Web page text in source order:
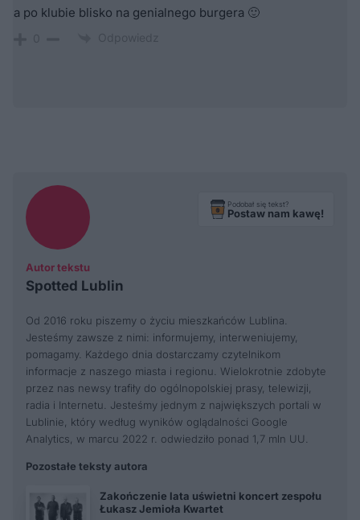
a po klubie blisko na genialnego burgera 🙂
Autor tekstu
Spotted Lublin
Podobał się tekst?
Postaw nam kawę!
Od 2016 roku piszemy o życiu mieszkańców Lublina.
Jesteśmy zawsze z nimi: informujemy, interweniujemy,
pomagamy. Każdego dnia dostarczamy czytelnikom
informacje z naszego miasta i regionu. Wielokrotnie zdobyte
przez nas newsy trafiły do ogólnopolskiej prasy, telewizji,
radia i Internetu. Jesteśmy jednym z największych portali w
Lublinie, który według wyników oglądalności Google
Analytics, w marcu 2022 r. odwiedziło ponad 1,7 mln UU.
Pozostałe teksty autora
Zakończenie lata uświetni koncert zespołu
Łukasz Jemioła Kwartet